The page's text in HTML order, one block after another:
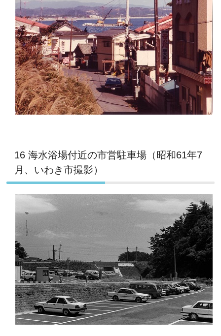
16 海水浴場付近の市営駐車場（昭和61年7
月、いわき市撮影）